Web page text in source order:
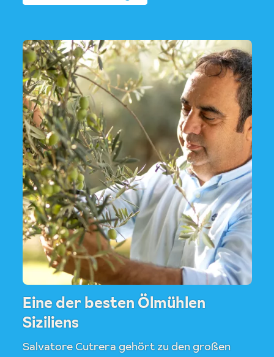
Eine der besten Ölmühlen
Siziliens
Salvatore Cutrera gehört zu den großen